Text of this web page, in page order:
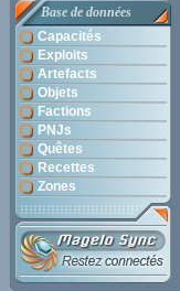
Base de données
Capacités
Exploits
Artefacts
Objets
Factions
PNJs
Quêtes
Recettes
Zones